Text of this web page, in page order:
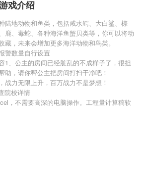
戏介绍
陆地动物和鱼类，包括咸水鳄、大白鲨、棕
鹿、毒蛇、各种海洋鱼蟹贝类等，你可以将动
，未来会增加更多海洋动物和鸟类。
警数量自行设置
1、公主的房间已经脏乱的不成样子了，很担
助，请你帮公主把房间打扫干净吧！
战力无限上升，百万战力不是梦想！
院校详情
，不需要高深的电脑操作。工程量计算稿软